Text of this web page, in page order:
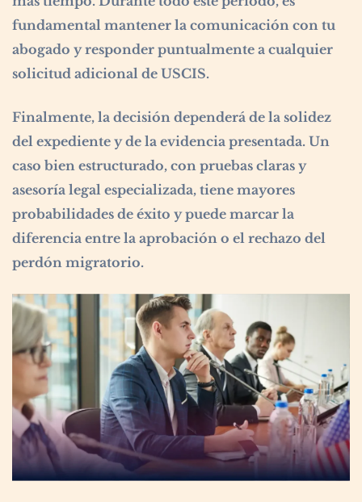
fundamental mantener la comunicación con tu
abogado y responder puntualmente a cualquier
solicitud adicional de USCIS.
Finalmente, la decisión dependerá de la solidez
del expediente y de la evidencia presentada. Un
caso bien estructurado, con pruebas claras y
asesoría legal especializada, tiene mayores
probabilidades de éxito y puede marcar la
diferencia entre la aprobación o el rechazo del
perdón migratorio.